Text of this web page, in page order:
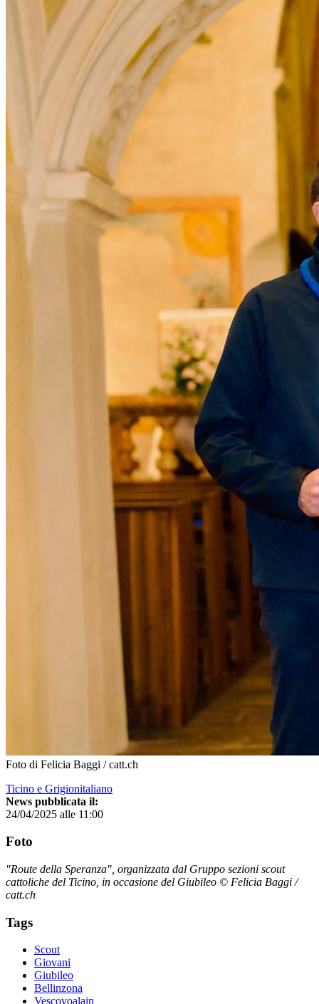
Foto di Felicia Baggi / catt.ch
Ticino e Grigionitaliano
News pubblicata il:
24/04/2025 alle 11:00
Foto
"Route della Speranza", organizzata dal Gruppo sezioni scout
cattoliche del Ticino, in occasione del Giubileo © Felicia Baggi /
catt.ch
Tags
Scout
Giovani
Giubileo
Bellinzona
Vescovoalain